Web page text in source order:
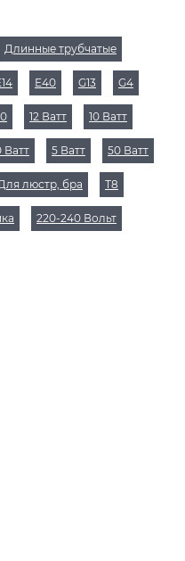
Длинные трубчатые
Е40 G13 G4
12 Ватт 10 Ватт
Ватт 5 Ватт 50 Ватт
люстр, бра Т8
220-240 Вольт